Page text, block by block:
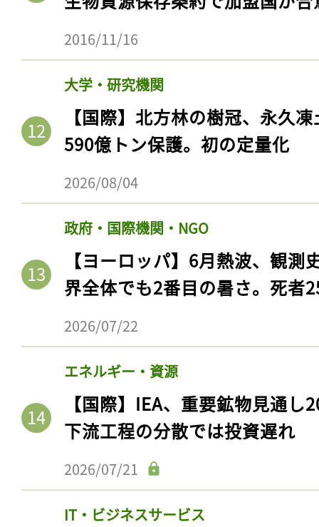
2016/11/16
大学・研究機関
【国際】北方林の樹冠、永久
590億トン保護。初の定量化
2026/08/04
政府・国際機関・NGO
【ヨーロッパ】6月熱波、観
界全体でも2番目の暑さ。死者
2026/07/22
エネルギー・資源
【国際】IEA、重要鉱物見通
下流工程の分散では投資遅れ
2026/07/21
IT・ビジネスサービス